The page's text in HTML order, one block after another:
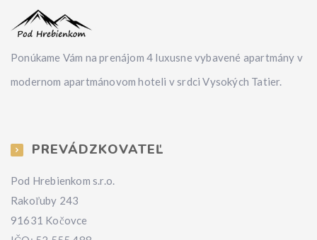
Ponúkame Vám na prenájom 4 luxusne vybavené apartmány v
modernom apartmánovom hoteli v srdci Vysokých Tatier.
PREVÁDZKOVATEĽ
Pod Hrebienkom s.r.o.
Rakoľuby 243
91631 Kočovce